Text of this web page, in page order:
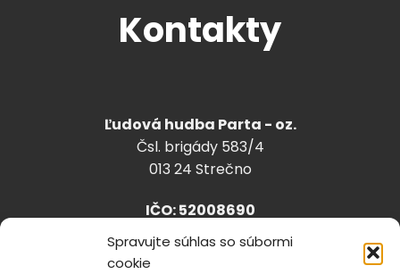
Spravujte súhlas so súbormi
cookie
Kontakty
Ľudová hudba Parta - oz.
Čsl. brigády 583/4
013 24 Strečno
IČO: 52008690